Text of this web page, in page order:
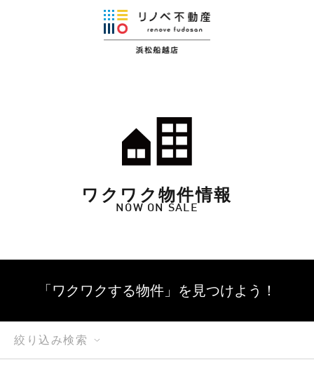
ワクワク物件情報
NOW ON SALE
「ワクワクする物件」を 見つけよう！
絞り込み検索